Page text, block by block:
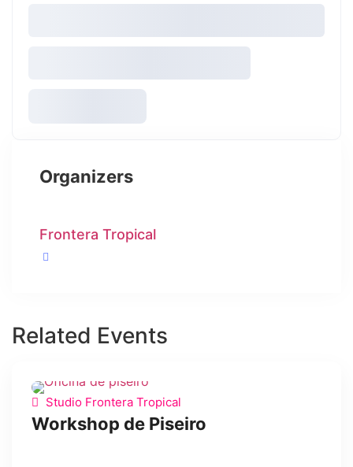
Organizers
Frontera Tropical
Related Events
WORKSHOP
Studio Frontera Tropical
Workshop de Piseiro